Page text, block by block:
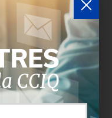
bénéficier d’une
via leur espace
de consulter le
incluant les
Vous n'êtes
et devenez membre!